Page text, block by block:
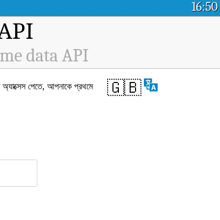
16:50
API
data API
🇬🇧
পেতে, আপনাকে প্রথমে